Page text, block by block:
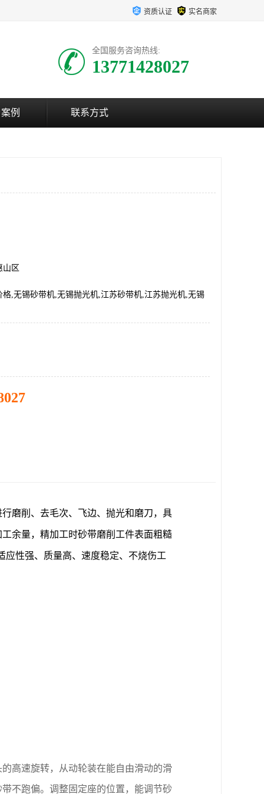
资质认证 实名商家
全国服务咨询热线:
13771428027
例 联系方式
山区
格,无锡砂带机,无锡抛光机,江苏砂带机,江苏抛光机,无锡
磨削、去毛次、飞边、抛光和磨刀，具
余量，精加工时砂带磨削工件表面粗糙
应性强、质量高、速度稳定、不烧伤工
高速旋转，从动轮装在能自由滑动的滑
不跑偏。调整固定座的位置，能调节砂